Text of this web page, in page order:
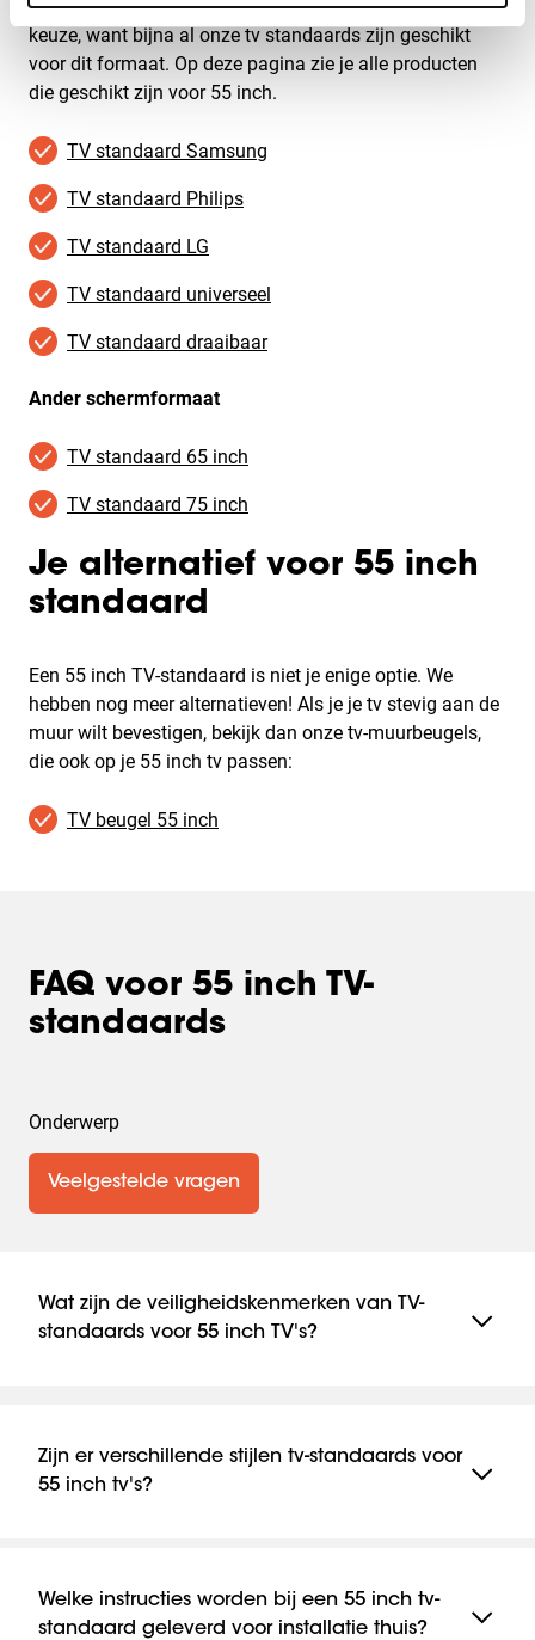
Met een schermformaat van 55 inch heb je een ruime
keuze, want bijna al onze tv standaards zijn geschikt
voor dit formaat. Op deze pagina zie je alle producten
die geschikt zijn voor 55 inch.
TV standaard Samsung
TV standaard Philips
TV standaard LG
TV standaard universeel
TV standaard draaibaar
Ander schermformaat
TV standaard 65 inch
TV standaard 75 inch
Je alternatief voor 55 inch
standaard
Een 55 inch TV-standaard is niet je enige optie. We
hebben nog meer alternatieven! Als je je tv stevig aan de
muur wilt bevestigen, bekijk dan onze tv-muurbeugels,
die ook op je 55 inch tv passen:
TV beugel 55 inch
FAQ voor 55 inch TV-
standaards
Onderwerp
Veelgestelde vragen
Wat zijn de veiligheidskenmerken van TV-
standaards voor 55 inch TV's?
stevige voetstukken en anti-kantelbanden zorgen
ervoor dat de standaard stabiel en veilig blijft, zelfs in
Zijn er verschillende stijlen tv-standaards voor
55 inch tv's?
minimalistisch ontwerp met een voet van glas of een
moderne look met zwart staal en eikenhout, er is een
Welke instructies worden bij een 55 inch tv-
standaard geleverd voor installatie thuis?